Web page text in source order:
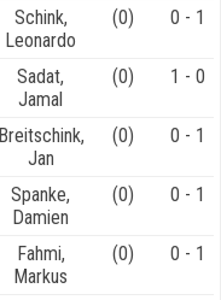
Schink,
Leonardo
(0) 0 - 1
Sadat,
Jamal
(0) 1 - 0
Breitschink,
Jan
(0) 0 - 1
Spanke,
Damien
(0) 0 - 1
Fahmi,
Markus
(0) 0 - 1